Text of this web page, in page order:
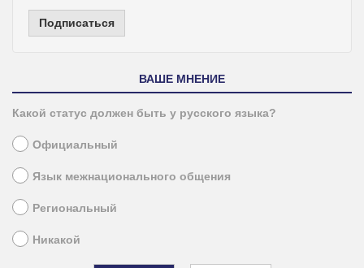
Подписаться
ВАШЕ МНЕНИЕ
Какой статус должен быть у русского языка?
Официальный
Язык межнационального общения
Региональный
Никакой